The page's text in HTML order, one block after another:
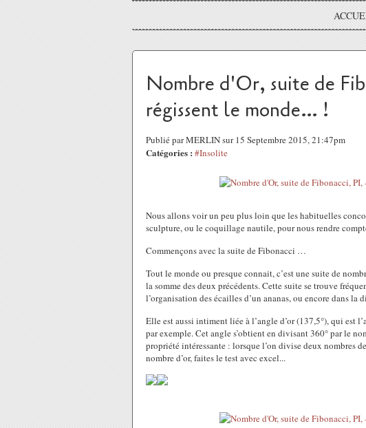
Nombre d'Or, suite de
régissent le monde… !
Publié par MERLIN sur 15 Septembre 2015, 21:47pm
Catégories : #Insolite
Nous allons voir un peu plus loin que les habituelles
sculpture, ou le coquillage nautile, pour nous rendre
Commençons avec la suite de Fibonacci …
Tout le monde ou presque connait, c’est une suite de
la somme des deux précédents. Cette suite se trouve
l’organisation des écailles d’un ananas, ou encore dans
Elle est aussi intiment liée à l’angle d’or (137,5°), qui est
par exemple. Cet angle s’obtient en divisant 360° par le
propriété intéressante : lorsque l’on divise deux nombres
nombre d’or, faites le test avec excel...